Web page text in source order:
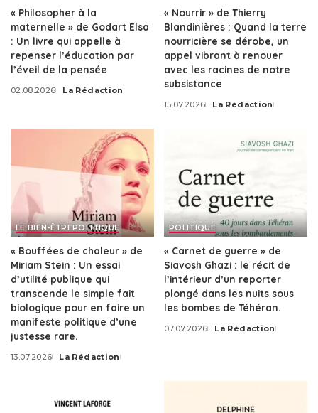
« Philosopher à la
maternelle » de Godart Elsa
: Un livre qui appelle à
repenser l’éducation par
l’éveil de la pensée
02.08.2026
Posted
La Rédaction
« Nourrir » de Thierry
Blandinières : Quand la terre
nourricière se dérobe, un
appel vibrant à renouer
avec les racines de notre
subsistance
15.07.2026
Posted
La Rédaction
LE BIEN-ÊTREPOLITIQUE
« Bouffées de chaleur » de
Miriam Stein : Un essai
d’utilité publique qui
transcende le simple fait
biologique pour en faire un
manifeste politique d’une
justesse rare.
13.07.2026
Posted
La Rédaction
POLITIQUE
« Carnet de guerre » de
Siavosh Ghazi : le récit de
l’intérieur d’un reporter
plongé dans les nuits sous
les bombes de Téhéran.
07.07.2026
Posted
La Rédaction